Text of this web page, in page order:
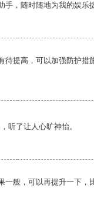
手，随时随地为我的娱乐
待提高，可以加强防护措
听了让人心旷神怡。
一般，可以再提升一下，